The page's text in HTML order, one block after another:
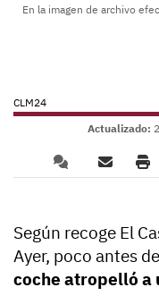
En la imagen de archivo
CLM24
Actualizado:
Según recoge El
Ayer, poco antes
coche atropelló a